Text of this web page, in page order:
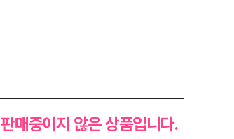
판매중이지 않은 상품입니다.